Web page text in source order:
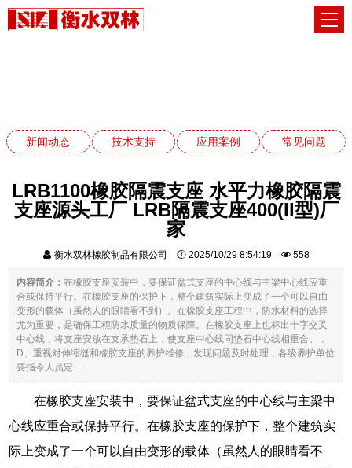
新闻动态 技术支持 应用案例 常见问题
LRB1100橡胶隔震支座 水平力橡胶隔震
支座源头工厂 LRB隔震支座400(II型)厂
家
衡水双林橡胶制品有限公司 2025/10/29 8:54:19 558
内容简介：在橡胶支座安装中，要保证盆式支座的中心线与主梁中心线应重
合或保持平行。在橡胶支座的保护下，整个建筑实际上变成了一个可以自由
变形的载体（虽然人的眼睛看不到）。在橡胶支座工程中，防水材料的选择
尤为重要，是确保工程防水质量的物质保障。在橡胶支座上也标出十字交叉
中心线，将支座安放在支承垫石上，使支座中心线同垫石中心线相重合。，
D、重视对伸缩缝和橡胶支座的养护维修，发现问题及时处理，各级养护单位
要指令人员定......
在橡胶支座安装中，要保证盆式支座的中心线与主梁中
心线应重合或保持平行。在橡胶支座的保护下，整个建筑实
际上变成了一个可以自由变形的载体（虽然人的眼睛看不